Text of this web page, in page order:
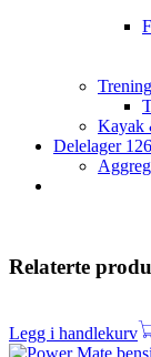
Kayak
Delelager 126
Relaterte
Legg i handlekurv